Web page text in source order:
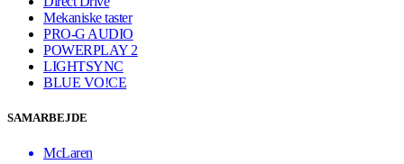
Mekaniske taster
PRO-G AUDIO
POWERPLAY 2
LIGHTSYNC
BLUE VO!CE
SAMARBEJDE
McLaren